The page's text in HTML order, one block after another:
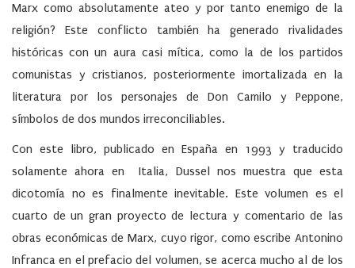
Marx como absolutamente ateo y por tanto enemigo de la
religión? Este conflicto también ha generado rivalidades
históricas con un aura casi mítica, como la de los partidos
comunistas y cristianos, posteriormente imortalizada en la
literatura por los personajes de Don Camilo y Peppone,
símbolos de dos mundos irreconciliables.
Con este libro, publicado en España en 1993 y traducido
solamente ahora en Italia, Dussel nos muestra que esta
dicotomía no es finalmente inevitable. Este volumen es el
cuarto de un gran proyecto de lectura y comentario de las
obras económicas de Marx, cuyo rigor, como escribe Antonino
Infranca en el prefacio del volumen, se acerca mucho al de los